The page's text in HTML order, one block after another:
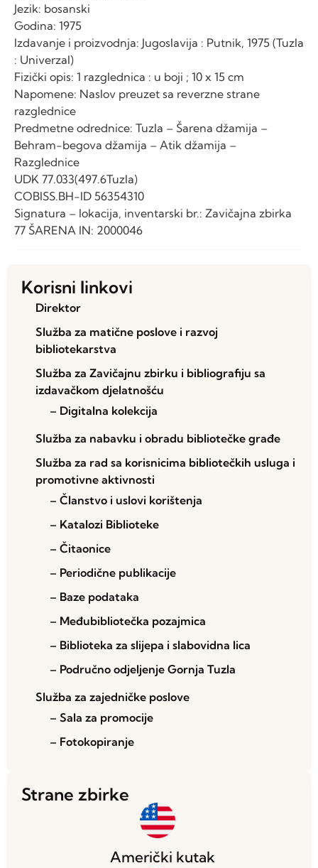
Jezik: bosanski
Godina: 1975
Izdavanje i proizvodnja: Jugoslavija : Putnik, 1975 (Tuzla
: Univerzal)
Fizički opis: 1 razglednica : u boji ; 10 x 15 cm
Napomene: Naslov preuzet sa reverzne strane
razglednice
Predmetne odrednice: Tuzla – Šarena džamija –
Behram-begova džamija – Atik džamija –
Razglednice
UDK 77.033(497.6Tuzla)
COBISS.BH-ID 56354310
Signatura – lokacija, inventarski br.: Zavičajna zbirka
77 ŠARENA IN: 2000046
Korisni linkovi
Direktor
Služba za matične poslove i razvoj
bibliotekarstva
Služba za Zavičajnu zbirku i bibliografiju sa
izdavačkom djelatnošću
– Digitalna kolekcija
Služba za nabavku i obradu bibliotečke građe
Služba za rad sa korisnicima bibliotečkih usluga i
promotivne aktivnosti
– Članstvo i uslovi korištenja
– Katalozi Biblioteke
– Čitaonice
– Periodične publikacije
– Baze podataka
– Međubibliotečka pozajmica
– Biblioteka za slijepa i slabovidna lica
– Područno odjeljenje Gornja Tuzla
Služba za zajedničke poslove
– Sala za promocije
– Fotokopiranje
Strane zbirke
Američki kutak